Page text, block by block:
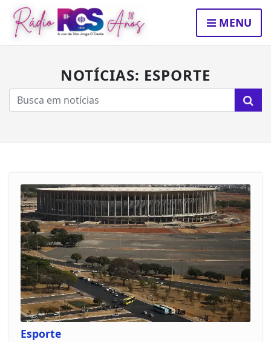
MENU
NOTÍCIAS: ESPORTE
Esporte